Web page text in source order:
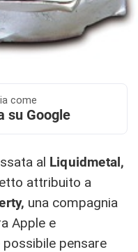
come
su Google
al Liquidmetal,
attribuito a
una compagnia
Apple e
pensare